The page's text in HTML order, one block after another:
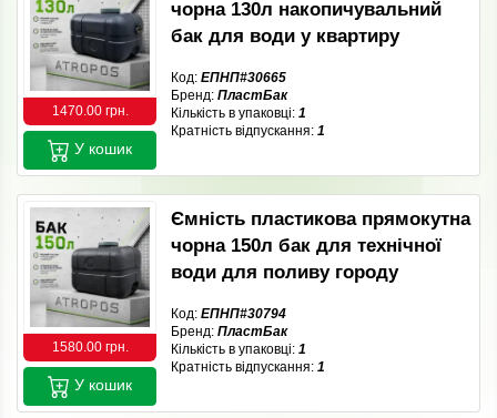
1470.00 грн.
чорна 130л накопичувальний
бак для води у квартиру
Код: ЕПНП#30665
Бренд: ПластБак
Кількість в упаковці: 1
Кратність відпускання: 1
У кошик
1580.00 грн.
Ємність пластикова прямокутна
чорна 150л бак для технічної
води для поливу городу
Код: ЕПНП#30794
Бренд: ПластБак
Кількість в упаковці: 1
Кратність відпускання: 1
У кошик